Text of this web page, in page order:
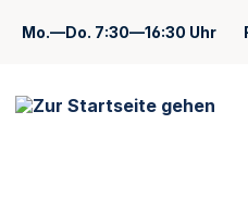
Zur
Mo.—Do. 7:30—16:30 Uhr
Zum Inhalt